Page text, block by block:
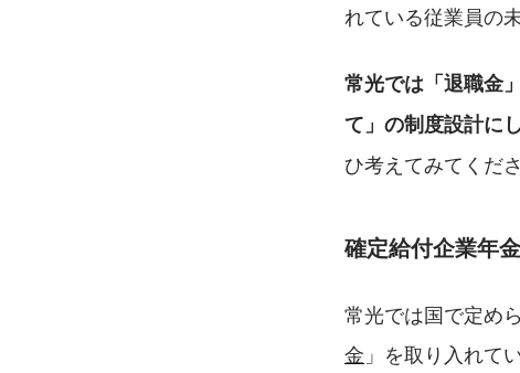
れている従業員の
常光では「退職金
て」の制度設計に
ひ考えてみてくださ
確定給付企業年
常光では国で定め
金 」を取り入れて